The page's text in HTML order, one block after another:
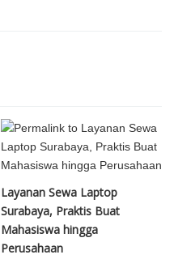
Layanan Sewa Laptop
Surabaya, Praktis Buat
Mahasiswa hingga
Perusahaan